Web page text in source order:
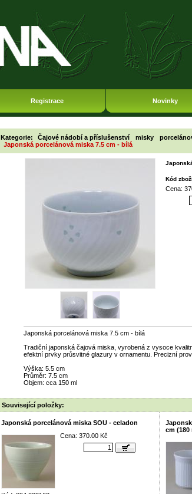
Registrace Novinky
Kategorie: Čajové nádobí a příslušenství misky
Japonská porcelánová miska 7.5 cm - bílá
Kód
Cena:
Japonská porcelánová miska 7.5 cm - bílá
Tradiční japonská čajová miska, vyrobená z vysoce
efektní prvky průsvitné glazury v ornamentu. Precizní
Výška: 5.5 cm
Průměr: 7.5 cm
Objem: cca 150 ml
Související položky:
Japonská porcelánová miska SOU - celadon
Cena: 370.00 Kč
cm (180